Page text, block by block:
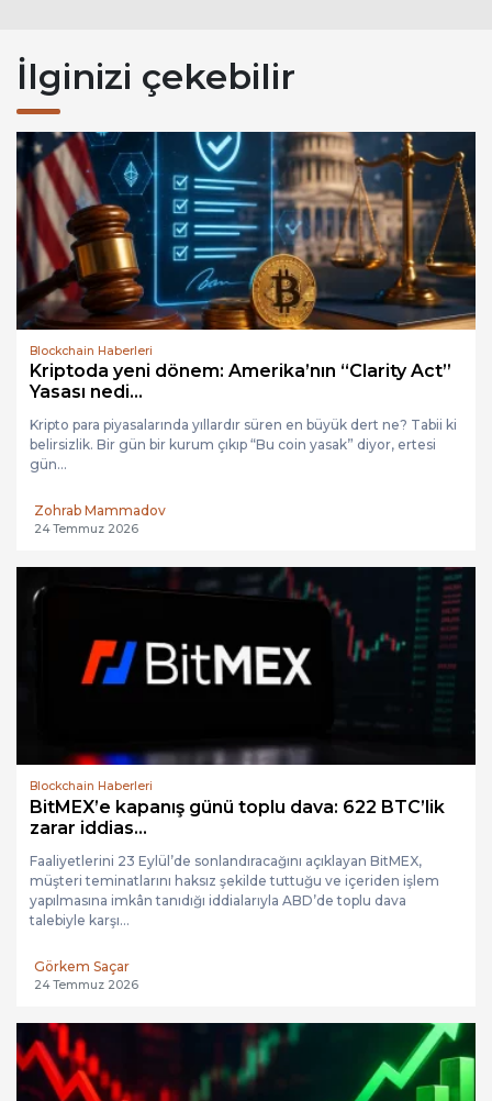
İlginizi çekebilir
Blockchain Haberleri
Kriptoda yeni dönem: Amerika’nın “Clarity Act”
Yasası nedi...
Kripto para piyasalarında yıllardır süren en büyük dert ne? Tabii ki
belirsizlik. Bir gün bir kurum çıkıp “Bu coin yasak” diyor, ertesi
gün...
Zohrab Mammadov
24 Temmuz 2026
Blockchain Haberleri
BitMEX’e kapanış günü toplu dava: 622 BTC’lik
zarar iddias...
Faaliyetlerini 23 Eylül’de sonlandıracağını açıklayan BitMEX,
müşteri teminatlarını haksız şekilde tuttuğu ve içeriden işlem
yapılmasına imkân tanıdığı iddialarıyla ABD’de toplu dava
talebiyle karşı...
Görkem Saçar
24 Temmuz 2026